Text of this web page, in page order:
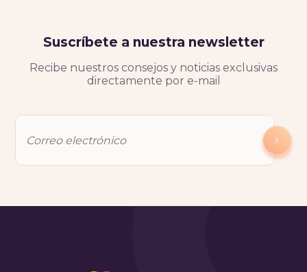
Suscríbete a nuestra newsletter
Recibe nuestros consejos y noticias exclusivas
directamente por e-mail